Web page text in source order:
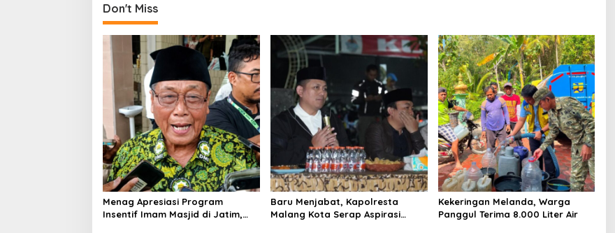
n
a
v
i
g
a
t
i
o
n
Don't Miss
Menag Apresiasi Program
Insentif Imam Masjid di Jatim,
Baru Menjabat, Kapolresta
Malang Kota Serap Aspirasi
Kekeringan Melanda, Warga
Panggul Terima 8.000 Liter Air